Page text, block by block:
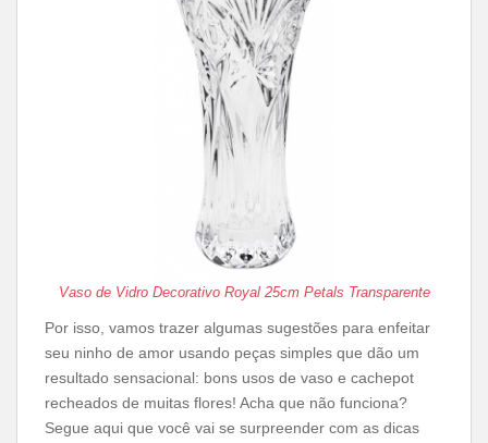
Vaso de Vidro Decorativo Royal 25cm Petals Transparente
Por isso, vamos trazer algumas sugestões para enfeitar
seu ninho de amor usando peças simples que dão um
resultado sensacional: bons usos de vaso e cachepot
recheados de muitas flores! Acha que não funciona?
Segue aqui que você vai se surpreender com as dicas